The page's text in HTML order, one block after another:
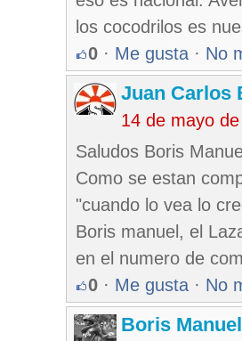
los cocodrilos es
0 · Me gusta · No
Juan Carlos
14 de mayo
Saludos Boris
Como se estan
"cuando lo vea lo
Boris manuel, el
en el numero de
0 · Me gusta · No
Boris